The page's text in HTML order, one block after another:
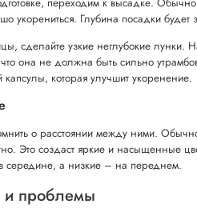
укорениться. Глубина посадки
сделайте узкие неглубокие
она не должна быть сильно
капсулы, которая улучшит укоренение.
о расстоянии между ними.
Это создаст яркие и насыщенные
а низкие – на переднем.
проблемы